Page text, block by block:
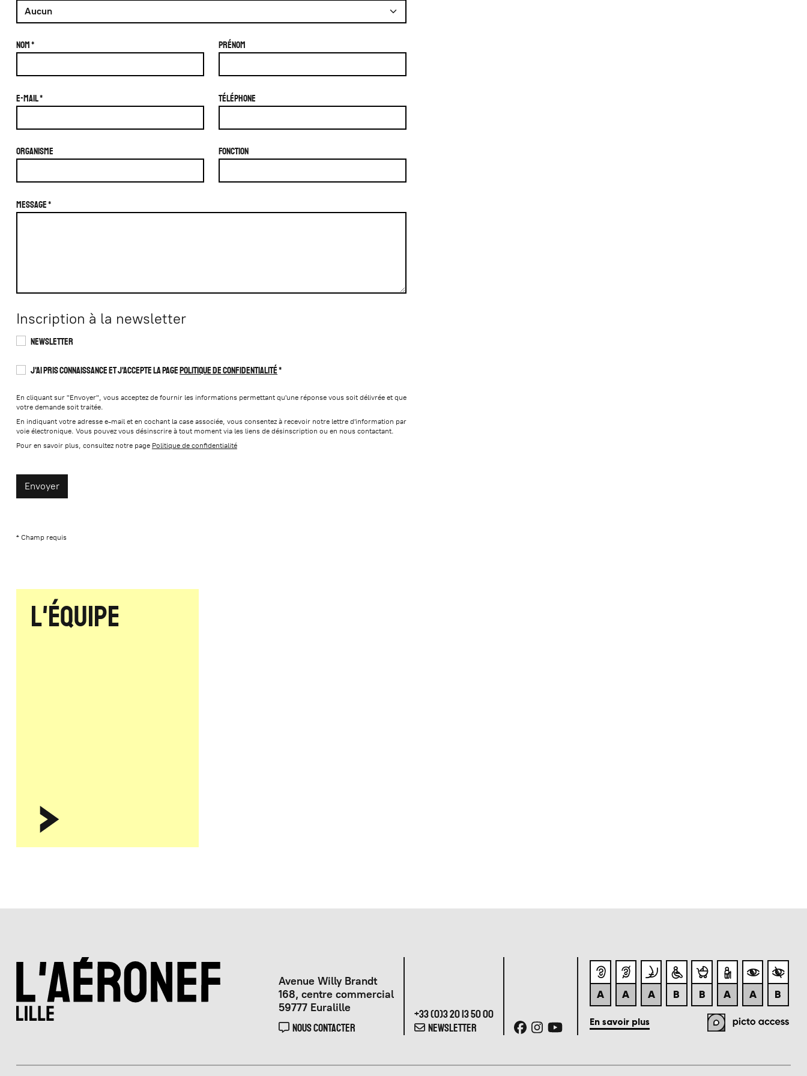
Nom Prénom
e-mail Téléphone
Organisme Fonction
Message
Inscription à la newsletter
Newsletter
J'ai pris connaissance et j'accepte la page Politique de confidentialité
En cliquant sur "Envoyer", vous acceptez de fournir les informations permettant qu'une réponse vous soit délivrée et que
votre demande soit traitée.
En indiquant votre adresse e-mail et en cochant la case associée, vous consentez à recevoir notre lettre d'information par
voie électronique. Vous pouvez vous désinscrire à tout moment via les liens de désinscription ou en nous contactant.
Pour en savoir plus, consultez notre page Politique de confidentialité
* Champ requis
L'équipe
Avenue Willy Brandt
168, centre commercial
59777 Euralille
NOUS CONTACTER
+33 (0)3 20 13 50 00
NEWSLETTER